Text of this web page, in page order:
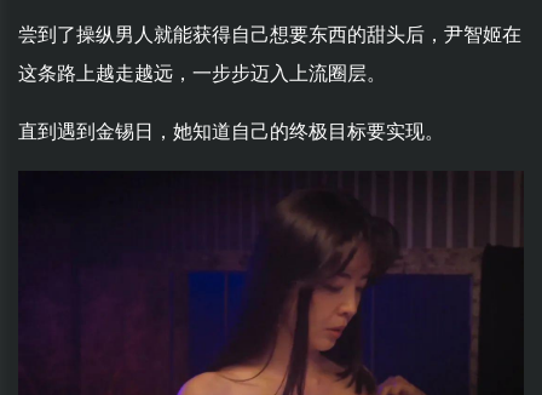
尝到了操纵男人就能获得自己想要东西的甜头后，尹智姬在
这条路上越走越远，一步步迈入上流圈层。
直到遇到金锡日，她知道自己的终极目标要实现。